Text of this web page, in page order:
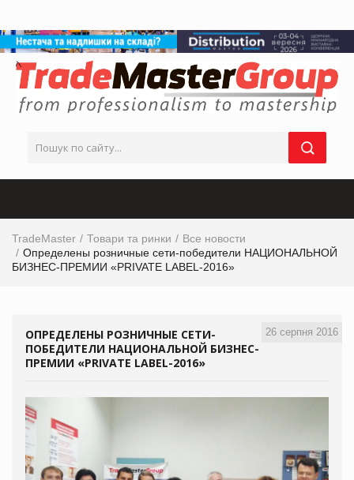
TradeMaster Товари та ринки
Все новости
Определены розничные сети-победители НАЦИОНАЛЬНОЙ
БИЗНЕС-ПРЕМИИ «PRIVATE LABEL-2016»
26 серпня 2016
ОПРЕДЕЛЕНЫ РОЗНИЧНЫЕ СЕТИ-
ПОБЕДИТЕЛИ НАЦИОНАЛЬНОЙ БИЗНЕС-
ПРЕМИИ «PRIVATE LABEL-2016»